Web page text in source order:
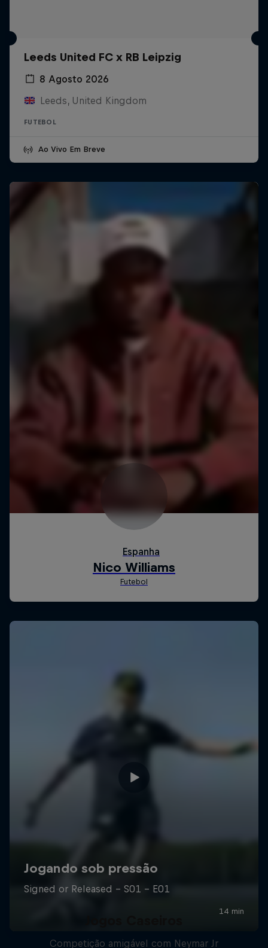
Leeds United FC x RB Leipzig
8 Agosto 2026
Leeds, United Kingdom
FUTEBOL
Ao Vivo Em Breve
Competição amigável com Neymar Jr